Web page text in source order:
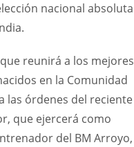
nacional absoluta
reunirá a los mejores
en la Comunidad
las órdenes del reciente
que ejercerá como
del BM Arroyo,